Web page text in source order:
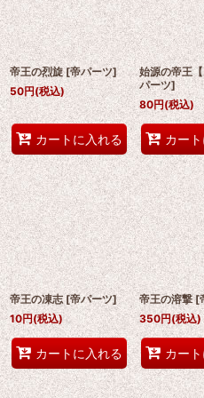
帝王の烈旋 [帝パーツ]
50円(税込)
カートに入れる
始源の帝王
パーツ]
80円(税込)
カー
帝王の凍志 [帝パーツ]
10円(税込)
カートに入れる
帝王の溶撃 [
350円(税込)
カー